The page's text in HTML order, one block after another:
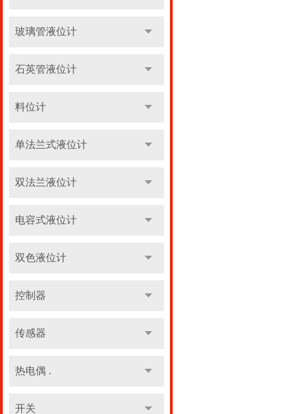
玻璃管液位计
石英管液位计
料位计
单法兰式液位计
双法兰液位计
电容式液位计
双色液位计
控制器
传感器
热电偶 .
开关